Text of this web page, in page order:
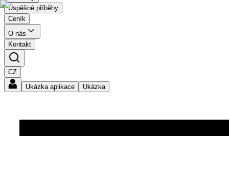
Úspěšné příběhy
Ceník
O nás
Kontakt
CZ
Ukázka aplikace
Ukázka